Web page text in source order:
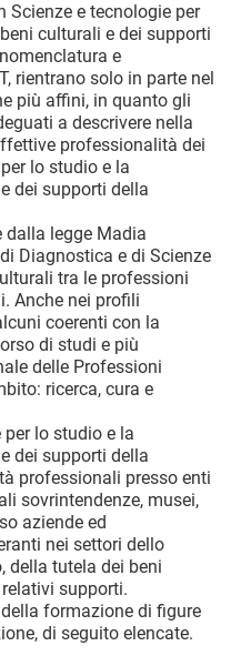
Scienze e tecnologie per
culturali e dei supporti
e
rientrano solo in parte nel
più affini, in quanto gli
a descrivere nella
professionalità dei
lo studio e la
dei supporti della
dalla legge Madia
Diagnostica e di Scienze
tra le professioni
Anche nei profili
coerenti con la
di studi e più
delle Professioni
ricerca, cura e
lo studio e la
dei supporti della
professionali presso enti
sovrintendenze, musei,
aziende ed
nei settori dello
della tutela dei beni
supporti.
formazione di figure
di seguito elencate.